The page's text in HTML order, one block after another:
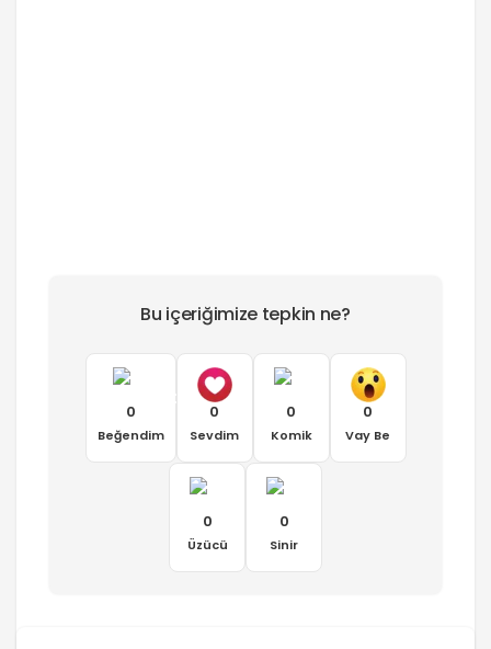
Bu içeriğimize tepkin ne?
0
Beğendim
0
Sevdim
0
Komik
0
Vay Be
0
Üzücü
0
Sinir